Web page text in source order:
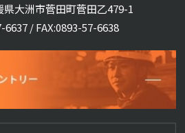
県大洲市菅田町菅田乙479-1
6637/ FAX:0893-57-6638